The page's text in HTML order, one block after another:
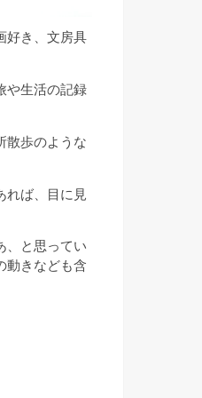
好き、文房具
や生活の記録
散歩のような
れば、目に見
、と思ってい
動きなども含